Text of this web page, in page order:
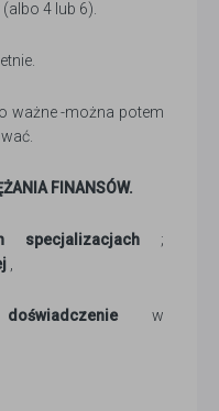
4 lub 6).
ważne -można potem
FINANSÓW.
specjalizacjach ;
w